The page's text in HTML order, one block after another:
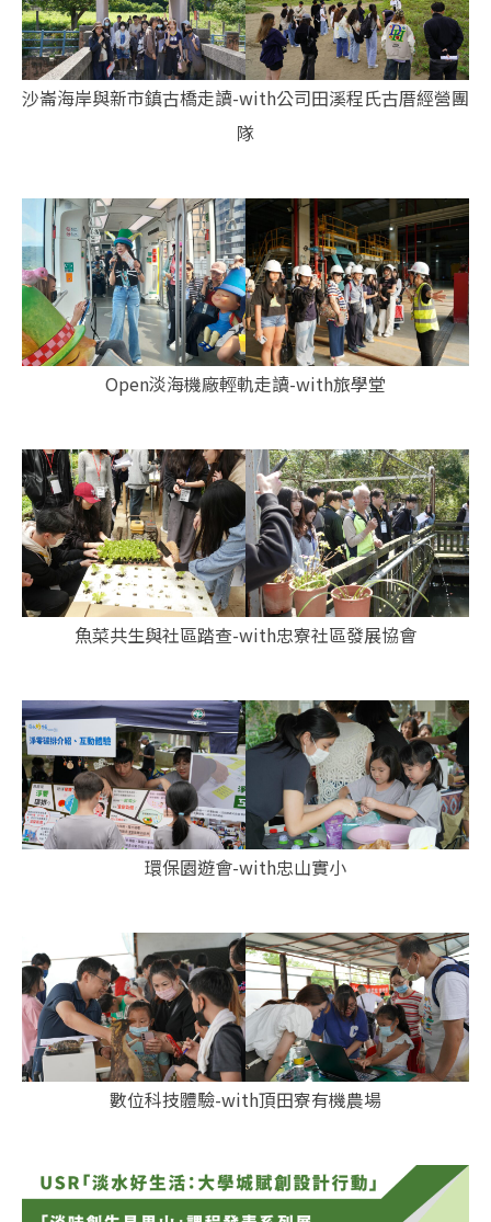
沙崙海岸與新市鎮古橋走讀-with公司田溪程氏古厝經營團
隊
Open淡海機廠輕軌走讀-with旅學堂
魚菜共生與社區踏查-with忠寮社區發展協會
環保園遊會-with忠山實小
數位科技體驗-with頂田寮有機農場